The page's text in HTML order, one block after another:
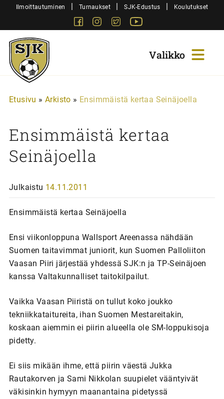
SiirryIlmoittautuminen | Turnaukset | SJK-Edustus | Koulutukset
FacebookInstagram
Twitter
Sjk-
Juniorit
Etusivu » Arkisto » Ensimmäistä kertaa Seinäjoella
Ensimmäistä kertaa
Seinäjoella
Julkaistu 14.11.2011
Ensimmäistä kertaa Seinäjoella
Ensi viikonloppuna Wallsport Areenassa nähdään
Suomen taitavimmat juniorit, kun Suomen Palloliiton
Vaasan Piiri järjestää yhdessä SJK:n ja TP-Seinäjoen
kanssa Valtakunnalliset taitokilpailut.
Vaikka Vaasan Piiristä on tullut koko joukko
tekniikkataitureita, ihan Suomen Mestareitakin,
koskaan aiemmin ei piirin alueella ole SM-loppukisoja
pidetty.
Ei siis mikään ihme, että piirin väestä Jukka
Rautakorven ja Sami Nikkolan suupielet vääntyivät
väkisinkin hymyyn maanantaina pidetyssä